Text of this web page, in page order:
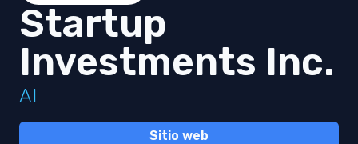
Startup
Investments Inc.
AI
Sitio web